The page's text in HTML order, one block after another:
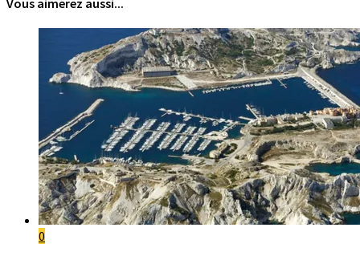
Vous aimerez aussi...
0